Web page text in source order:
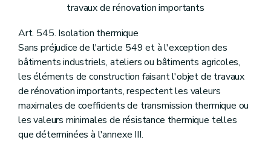
travaux de rénovation importants
Art. 545. Isolation thermique
Sans préjudice de l'article 549 et à l'exception des
bâtiments industriels, ateliers ou bâtiments agricoles,
les éléments de construction faisant l'objet de travaux
de rénovation importants, respectent les valeurs
maximales de coefficients de transmission thermique ou
les valeurs minimales de résistance thermique telles
que déterminées à l'annexe III.